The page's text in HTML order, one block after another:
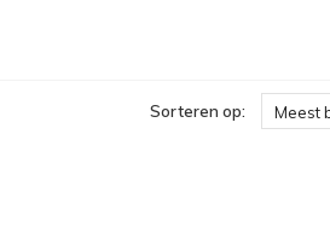
Sorteren op: Meest